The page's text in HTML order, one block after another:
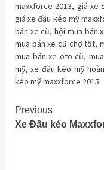
maxxforce 2013, giá xe
giá xe đầu kéo mỹ
bán xe cũ,hội mua bán
mua bán xe cũ chợ tốt,
mua bán xe oto cũ,
mỹ,xe đầu kéo mỹ
kéo mỹ maxxforce 2015
Continue
Reading
Previous
Xe Đầu kéo